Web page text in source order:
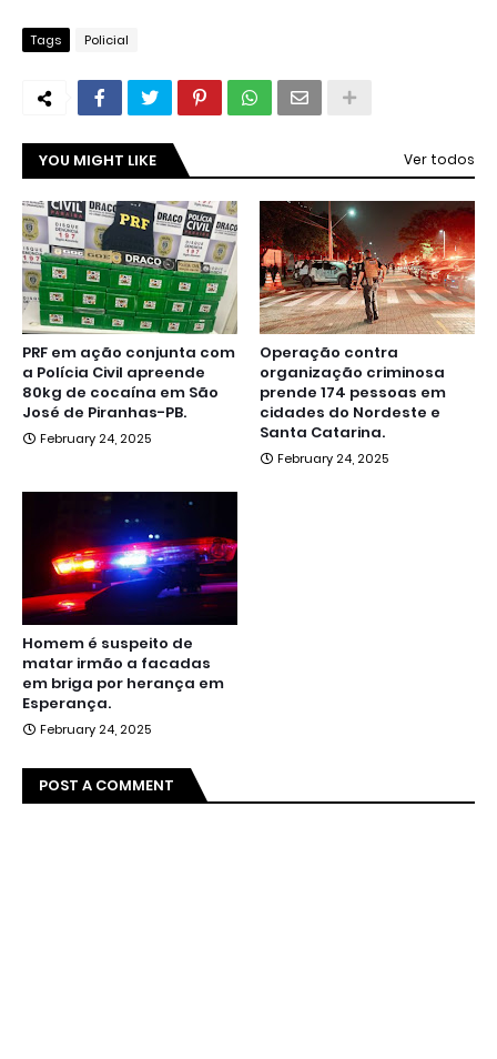
Tags Policial
YOU MIGHT LIKE Ver todos
PRF em ação conjunta com
a Polícia Civil apreende
80kg de cocaína em São
José de Piranhas-PB.
February 24, 2025
Operação contra
organização criminosa
prende 174 pessoas em
cidades do Nordeste e
Santa Catarina.
February 24, 2025
Homem é suspeito de
matar irmão a facadas
em briga por herança em
Esperança.
February 24, 2025
POST A COMMENT